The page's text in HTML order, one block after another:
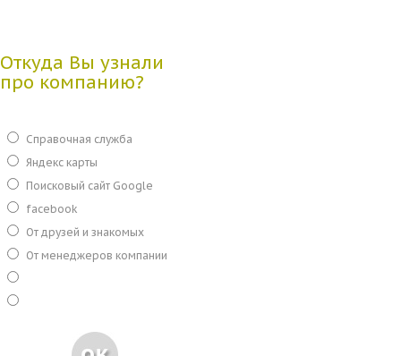
Откуда Вы узнали
про компанию?
Справочная служба
Яндекс карты
Поисковый сайт Google
facebook
От друзей и знакомых
От менеджеров компании